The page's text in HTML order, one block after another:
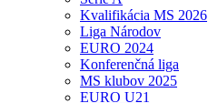
Kvalifikácia MS 2026
Liga Národov
EURO 2024
Konferenčná liga
MS klubov 2025
EURO U21